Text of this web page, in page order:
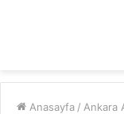
Anasayfa / Ankara